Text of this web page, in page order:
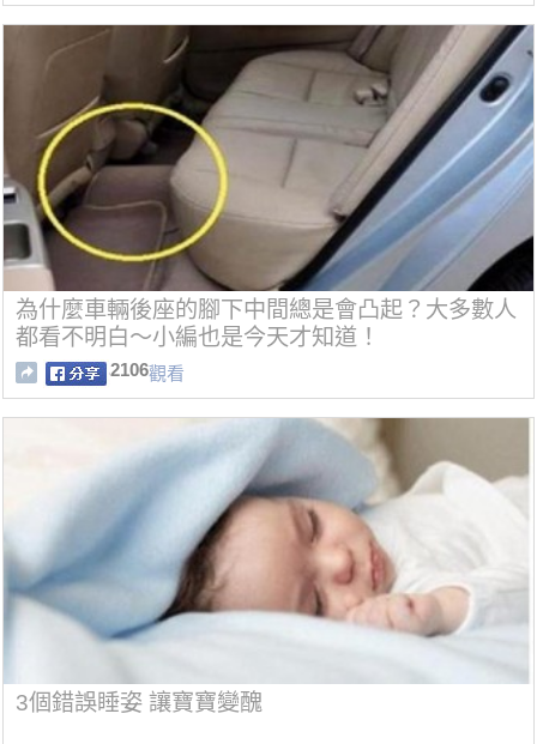
為什麼車輛後座的腳下中間總是會凸起？大多數人
都看不明白～小編也是今天才知道！
2106觀看
3個錯誤睡姿 讓寶寶變醜